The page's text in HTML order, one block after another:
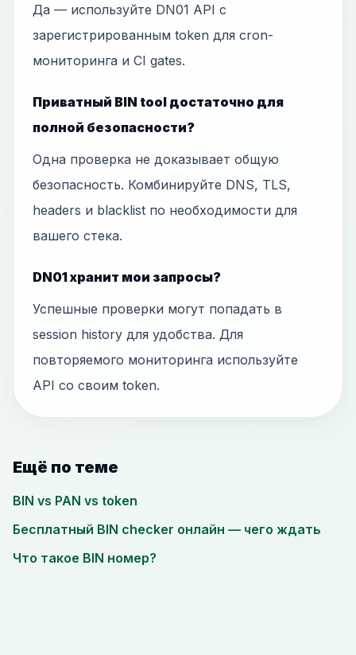
Да — используйте DN01 API с
зарегистрированным token для cron-
мониторинга и CI gates.
Приватный BIN tool достаточно для
полной безопасности?
Одна проверка не доказывает общую
безопасность. Комбинируйте DNS, TLS,
headers и blacklist по необходимости для
вашего стека.
DN01 хранит мои запросы?
Успешные проверки могут попадать в
session history для удобства. Для
повторяемого мониторинга используйте
API со своим token.
Ещё по теме
BIN vs PAN vs token
Бесплатный BIN checker онлайн — чего ждать
Что такое BIN номер?